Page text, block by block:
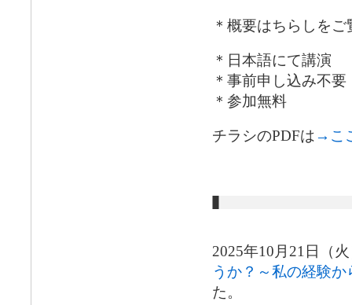
＊概要はちらしを
＊日本語にて講演
＊事前申し込み不要
＊参加無料
チラシのPDFは→こ
2025年10月21日（
うか？～私の経験か
た。